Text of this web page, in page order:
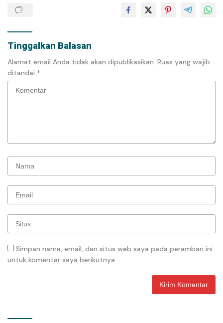
Tinggalkan Balasan
Alamat email Anda tidak akan dipublikasikan. Ruas yang wajib
ditandai *
Simpan nama, email, dan situs web saya pada peramban ini
untuk komentar saya berikutnya.